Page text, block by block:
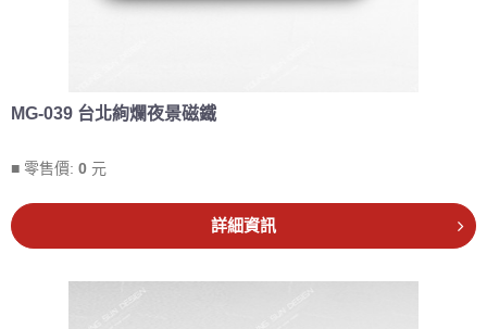
MG-039 台北絢爛夜景磁鐵
■ 零售價: 0 元
詳細資訊